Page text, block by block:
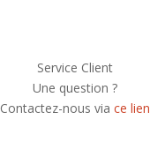
Service Client
Une question ?
Contactez-nous via ce lien